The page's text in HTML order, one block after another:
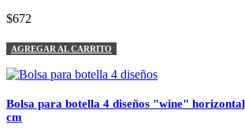
$672
AGREGAR AL CARRITO
Bolsa para botella 4 diseños "wine"
cm